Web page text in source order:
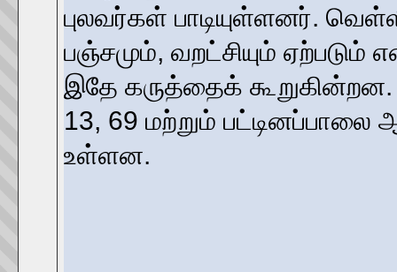
புலவர்கள் பாடியுள்ளனர்.
பஞ்சமும், வறட்சியும்
இதே கருத்தைக் கூறுகின்றன.
13, 69 மற்றும் பட்டினப்பாலை
உள்ளன.